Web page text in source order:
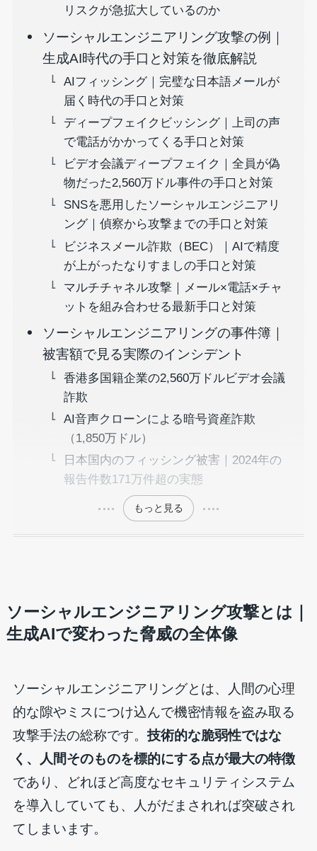
リスクが急拡大しているのか
ソーシャルエンジニアリング攻撃の例｜
生成AI時代の手口と対策を徹底解説
AIフィッシング｜完璧な日本語メールが
届く時代の手口と対策
ディープフェイクビッシング｜上司の声
で電話がかかってくる手口と対策
ビデオ会議ディープフェイク｜全員が偽
物だった2,560万ドル事件の手口と対策
SNSを悪用したソーシャルエンジニアリ
ング｜偵察から攻撃までの手口と対策
ビジネスメール詐欺（BEC）｜AIで精度
が上がったなりすましの手口と対策
マルチチャネル攻撃｜メール×電話×チャ
ットを組み合わせる最新手口と対策
ソーシャルエンジニアリングの事件簿｜
被害額で見る実際のインシデント
香港多国籍企業の2,560万ドルビデオ会議
詐欺
AI音声クローンによる暗号資産詐欺
（1,850万ドル）
日本国内のフィッシング被害｜2024年の
報告件数171万件超の実態
もっと見る
ソーシャルエンジニアリング攻撃とは｜
生成AIで変わった脅威の全体像
ソーシャルエンジニアリングとは、人間の心理
的な隙やミスにつけ込んで機密情報を盗み取る
攻撃手法の総称です。技術的な脆弱性ではな
く、人間そのものを標的にする点が最大の特徴
であり、どれほど高度なセキュリティシステム
を導入していても、人がだまされれば突破され
てしまいます。